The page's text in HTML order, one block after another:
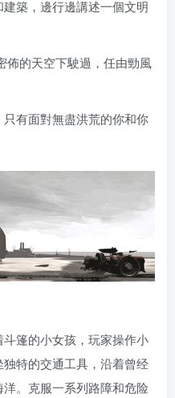
築，邊行邊講述一個文明
佈的天空下駛過，任由勁風
有面對無盡洪荒的你和你
篷的小女孩，玩家操作小
独特的交通工具，沿着曾经
。克服一系列路障和危险